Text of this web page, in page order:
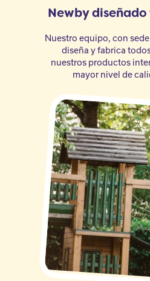
Newby
Nuestro equipo, con
diseña y fabrica
nuestros productos
mayor nivel de